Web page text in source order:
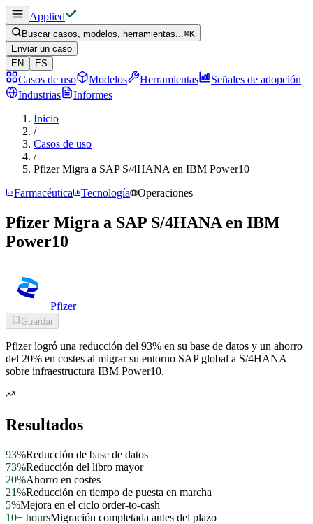
Applied
Buscar casos, modelos, herramientas...⌘K
Enviar un caso
EN
ES
Casos de uso Modelos Herramientas
Señales de adopción
Industrias
Informes
Inicio
/
Casos de uso
/
Pfizer Migra a SAP S/4HANA en IBM Power10
Farmacéutica
Tecnología Operaciones
Pfizer Migra a SAP S/4HANA en IBM
Power10
Pfizer
Guardar
Pfizer logró una reducción del 93% en su base de datos y un ahorro
del 20% en costes al migrar su entorno SAP global a S/4HANA
sobre infraestructura IBM Power10.
Resultados
93%Reducción de base de datos
73%Reducción del libro mayor
20%Ahorro en costes
21%Reducción en tiempo de puesta en marcha
5%Mejora en el ciclo order-to-cash
10+ hoursMigración completada antes del plazo